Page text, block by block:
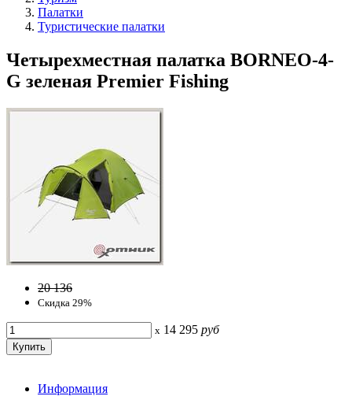
Палатки
Туристические палатки
Четырехместная палатка BORNEO-4-
G зеленая Premier Fishing
20 136
Скидка 29%
x 14 295 руб
Информация